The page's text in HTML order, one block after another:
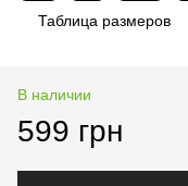
Таблица размеров
В наличии
599 грн